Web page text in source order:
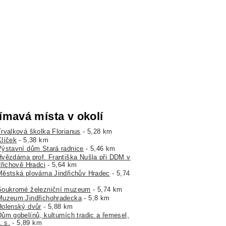
místa v okolí
školka Florianus - 5,28 km
- 5,38 km
dům Stará radnice - 5,46 km
prof. Františka Nušla při DDM v
Hradci - 5,64 km
plovárna Jindřichův Hradec - 5,74
železniční muzeum - 5,74 km
Jindřichohradecka- 5,8 km
dvůr - 5,88 km
gobelínů, kulturních tradic a řemesel,
s. - 5,89 km